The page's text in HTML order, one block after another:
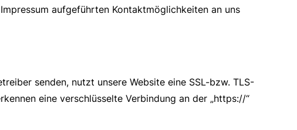
aufgeführten Kontaktmöglichkeiten an uns
senden, nutzt unsere Website eine SSL-bzw. TLS-
eine verschlüsselte Verbindung an der „https://“